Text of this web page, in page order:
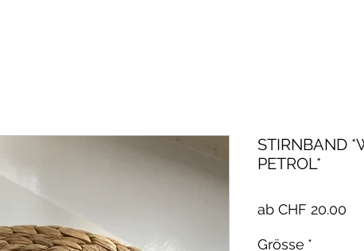
STIRNBAND
PETROL*
ab CHF 20.00
Grösse *